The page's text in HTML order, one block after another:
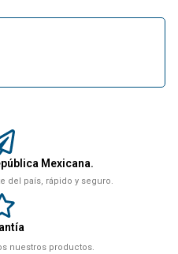
Mexicana.
del país, rápido y seguro.
nuestros productos.